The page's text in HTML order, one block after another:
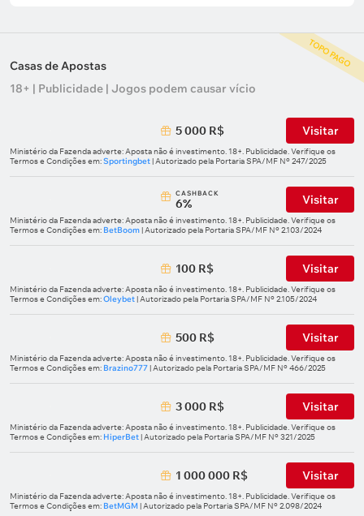
TOPO PAGO
Casas de Apostas
18+ | Publicidade | Jogos podem causar vício
5 000 R$ Visitar
Ministério da Fazenda adverte: Aposta não é investimento. 18+. Publicidade. Verifique os
Termos e Condições em:Sportingbet| Autorizado pela Portaria SPA/MF Nº 247/2025
СASHBACK
6% Visitar
Ministério da Fazenda adverte: Aposta não é investimento. 18+. Publicidade. Verifique os
Termos e Condições em: BetBoom| Autorizado pela Portaria SPA/MF Nº 2.103/2024
100 R$ Visitar
Ministério da Fazenda adverte: Aposta não é investimento. 18+. Publicidade. Verifique os
Termos e Condições em:Oleybet| Autorizado pela Portaria SPA/MF Nº 2.105/2024
500 R$ Visitar
Ministério da Fazenda adverte: Aposta não é investimento. 18+. Publicidade. Verifique os
Termos e Condições em: Brazino777| Autorizado pela Portaria SPA/MF Nº 466/2025
3 000 R$ Visitar
Ministério da Fazenda adverte: Aposta não é investimento. 18+. Publicidade. Verifique os
Termos e Condições em: HiperBet| Autorizado pela Portaria SPA/MF Nº 321/2025
1 000 000 R$ Visitar
Ministério da Fazenda adverte: Aposta não é investimento. 18+. Publicidade. Verifique os
Termos e Condições em: BetMGM| Autorizado pela Portaria SPA/MF Nº 2.098/2024